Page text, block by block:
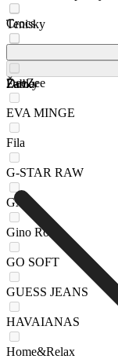
Tenisky
Žabky
Crocs
DeeZee
EVA MINGE
Fila
G-STAR RAW
GAP
Gino Rossi
GO SOFT
GUESS JEANS
HAVAIANAS
Home&Relax
Farba